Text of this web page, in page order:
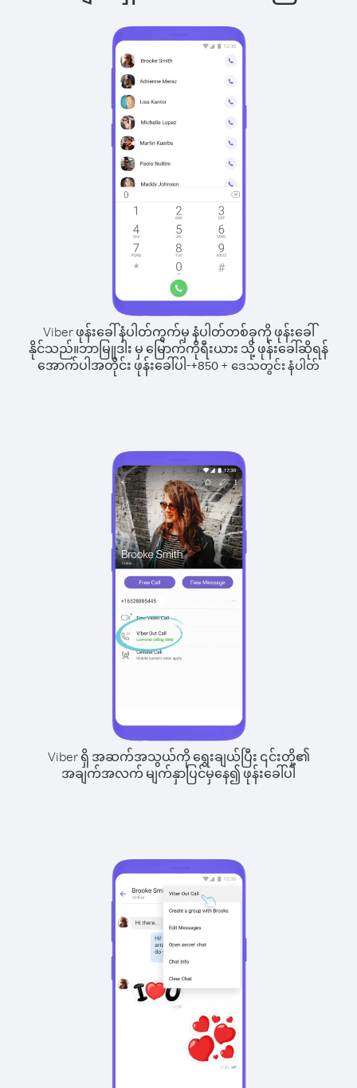
Viber ဖုန်းခေါ်နံပါတ်ကွက်မှ နံပါတ်တစ်ခုကို ဖုန်းခေါ်
နိုင်သည်။ဘာမြူဒါး မှ မြောက်ကိုရီးယား သို့ ဖုန်းခေါ်ဆိုရန်
အောက်ပါအတိုင်း ဖုန်းခေါ်ပါ-+850 + ဒေသတွင်း နံပါတ်
Viber ရှိ အဆက်အသွယ်ကို ရွေးချယ်ပြီး ၎င်းတို့၏
အချက်အလက် မျက်နှာပြင်မှနေ၍ ဖုန်းခေါ်ပါ